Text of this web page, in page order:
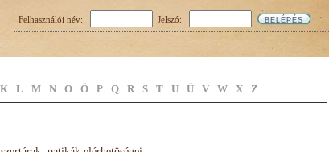
Felhasználói név: Jelszó:
K L M N O Ö P Q R S T U Ü V W X Z